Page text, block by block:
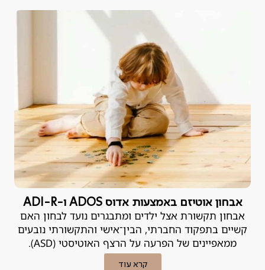
אבחון פסיכודידקטי הוא הכלי המקצועי שנועד לאתר את
הבעיה ולמצוא לה פתרון.
אבחון אוטיזם באמצעות אדוס ADOS ו-ADI-R
אבחון תקשורת אצל ילדים ומתבגרים נועד לבחון האם
קשיים בתפקוד החברתי, הבין־אישי והתקשורתי נובעים
ממאפיינים של הפרעה על הרצף האוטיסטי (ASD).
קרא עוד